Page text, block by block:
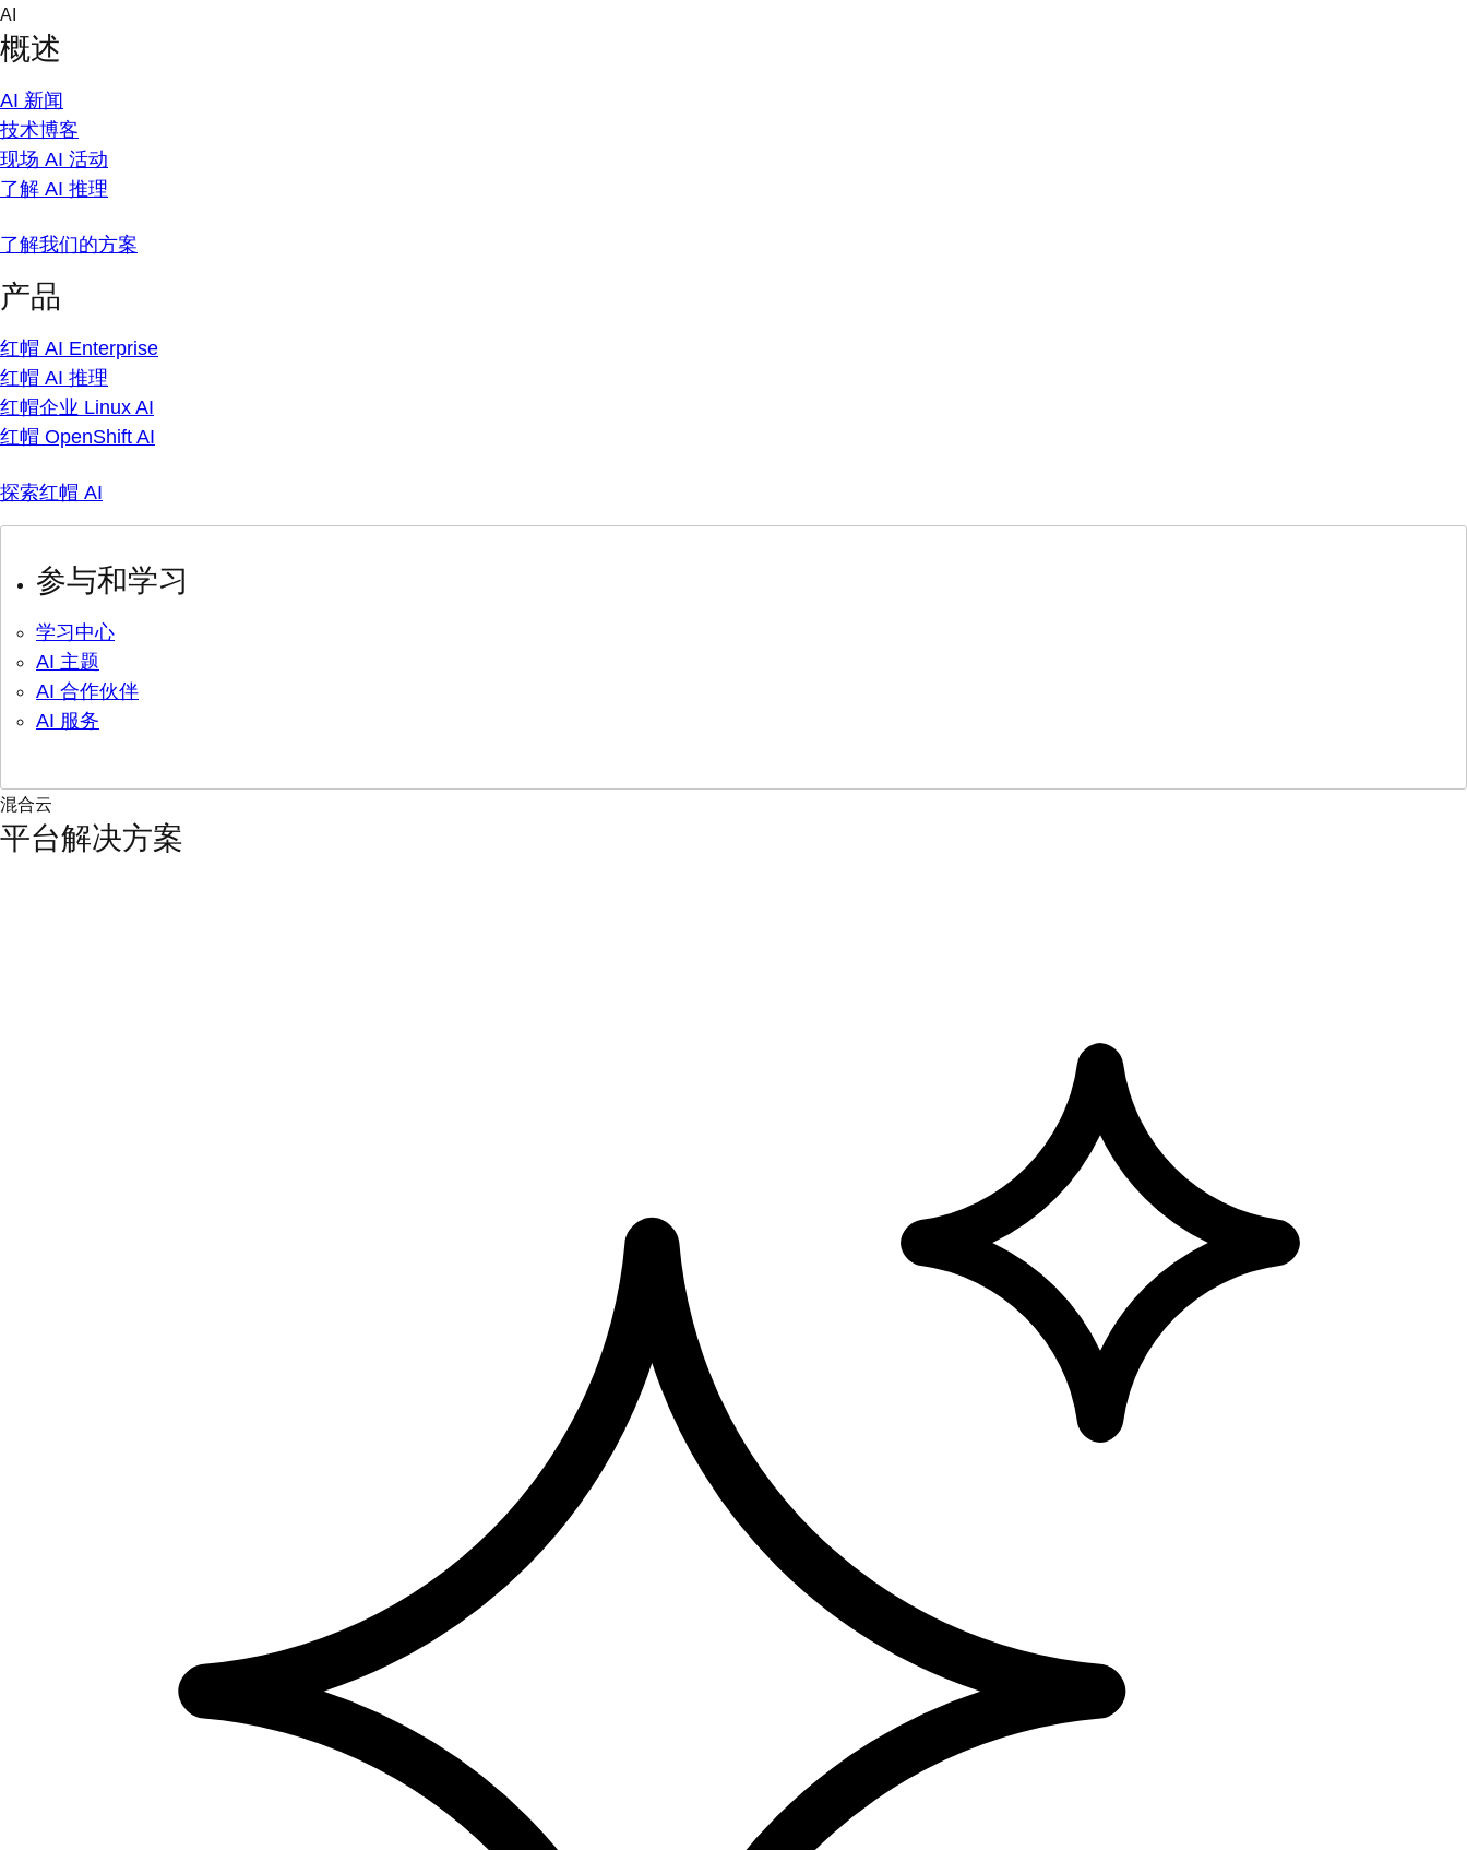
Skip
content
AI
概述
AI 新闻
技术博客
现场 AI 活动
了解 AI 推理
了解我们的方案
产品
红帽 AI Enterprise
红帽 AI 推理
红帽企业 Linux AI
红帽 OpenShift AI
探索红帽 AI
参与和学习
学习中心
AI 主题
AI 合作伙伴
AI 服务
混合云
平台解决方案